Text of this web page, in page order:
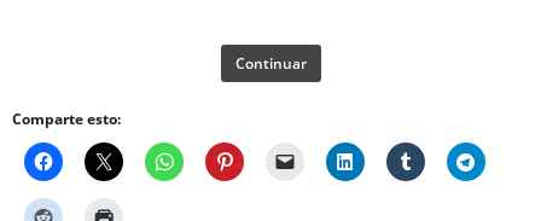
Continuar
Comparte esto: